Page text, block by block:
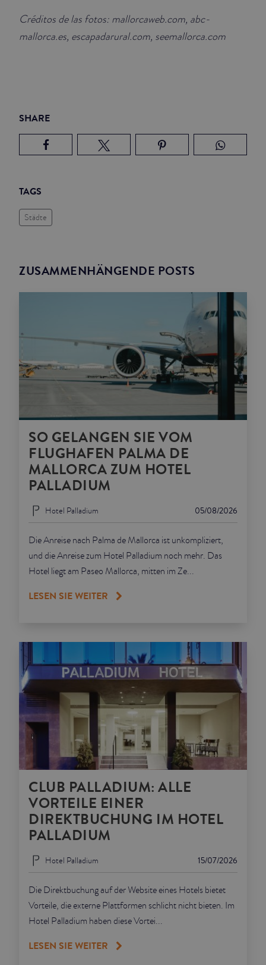
Créditos de las fotos: mallorcaweb.com, abc-
mallorca.es, escapadarural.com, seemallorca.com
SHARE
TAGS
Städte
ZUSAMMENHÄNGENDE POSTS
SO GELANGEN SIE VOM
FLUGHAFEN PALMA DE
MALLORCA ZUM HOTEL
PALLADIUM
05/08/2026
Hotel Palladium
Die Anreise nach Palma de Mallorca ist unkompliziert,
und die Anreise zum Hotel Palladium noch mehr. Das
Hotel liegt am Paseo Mallorca, mitten im Ze...
LESEN SIE WEITER
CLUB PALLADIUM: ALLE
VORTEILE EINER
DIREKTBUCHUNG IM HOTEL
PALLADIUM
15/07/2026
Hotel Palladium
Die Direktbuchung auf der Website eines Hotels bietet
Vorteile, die externe Plattformen schlicht nicht bieten. Im
Hotel Palladium haben diese Vortei...
LESEN SIE WEITER